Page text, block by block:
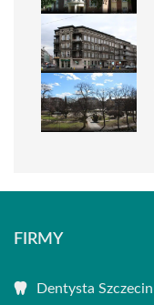
FIRMY
Dentysta Szczecin